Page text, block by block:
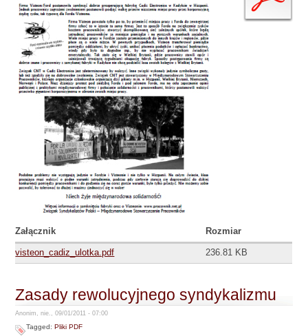
Załącznik Rozmiar
visteon_cadiz_ulotka.pdf 236.81 KB
Zasady rewolucyjnego syndykalizmu
Anonim, nie., 09/01/2011 - 07:00
Tagged:Pliki PDF